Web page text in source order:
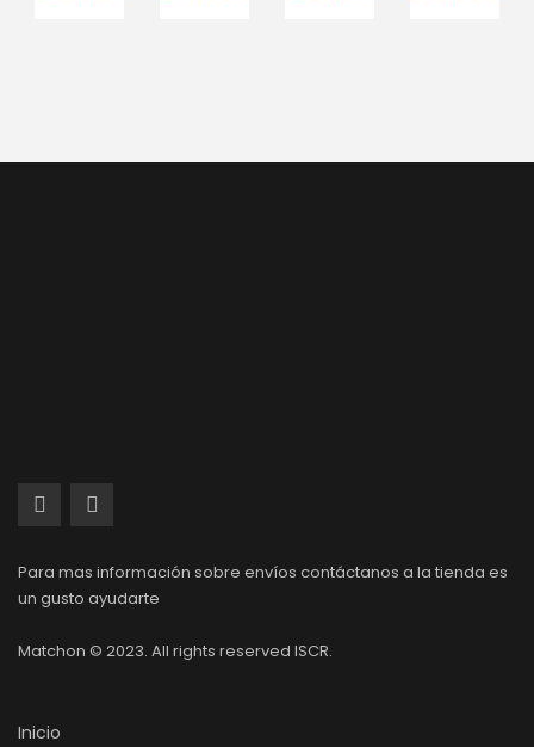
Para mas información sobre envíos contáctanos a la tienda es
un gusto ayudarte
Matchon © 2023. All rights reserved ISCR.
Inicio